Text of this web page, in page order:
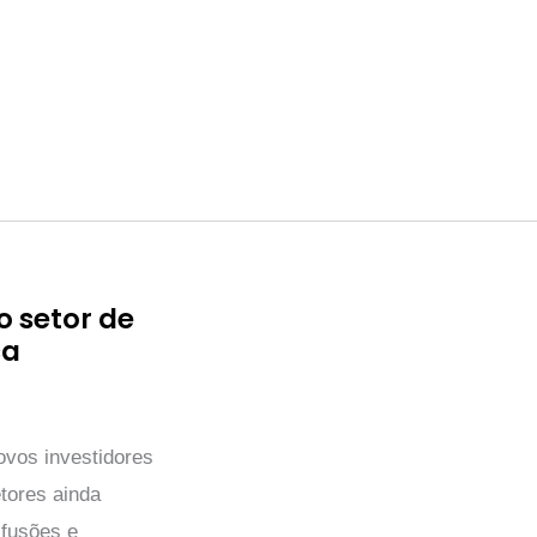
setor de
investidores
ainda
e